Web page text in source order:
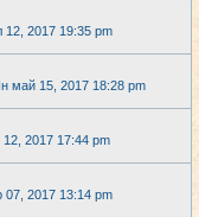
2017 19:35 pm
май 15, 2017 18:28 pm
2017 17:44 pm
07, 2017 13:14 pm